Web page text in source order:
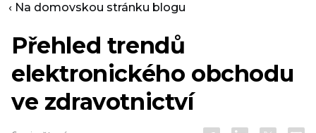
‹ Na domovskou stránku blogu
Přehled trendů
elektronického obchodu
ve zdravotnictví